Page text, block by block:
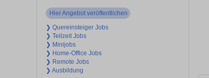
Hier Angebot veröffentlichen
❯ Quereinsteiger Jobs
❯ Teilzeit Jobs
❯ Minijobs
❯ Home-Office Jobs
❯ Remote Jobs
❯ Ausbildung